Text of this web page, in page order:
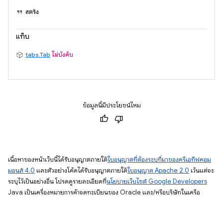
สตริง
แท็บ
tabs.Tab ไม่บังคับ
ข้อมูลนี้มีประโยชน์ไหม
เนื้อหาของหน้าเว็บนี้ได้รับอนุญาตภายใต้ใบอนุญาตที่ต้องระบุที่มาของครีเอทีฟคอม
มอนส์ 4.0 และตัวอย่างโค้ดได้รับอนุญาตภายใต้ใบอนุญาต Apache 2.0 เว้นแต่จะ
ระบุไว้เป็นอย่างอื่น โปรดดูรายละเอียดที่นโยบายเว็บไซต์ Google Developers
Java เป็นเครื่องหมายการค้าจดทะเบียนของ Oracle และ/หรือบริษัทในเครือ